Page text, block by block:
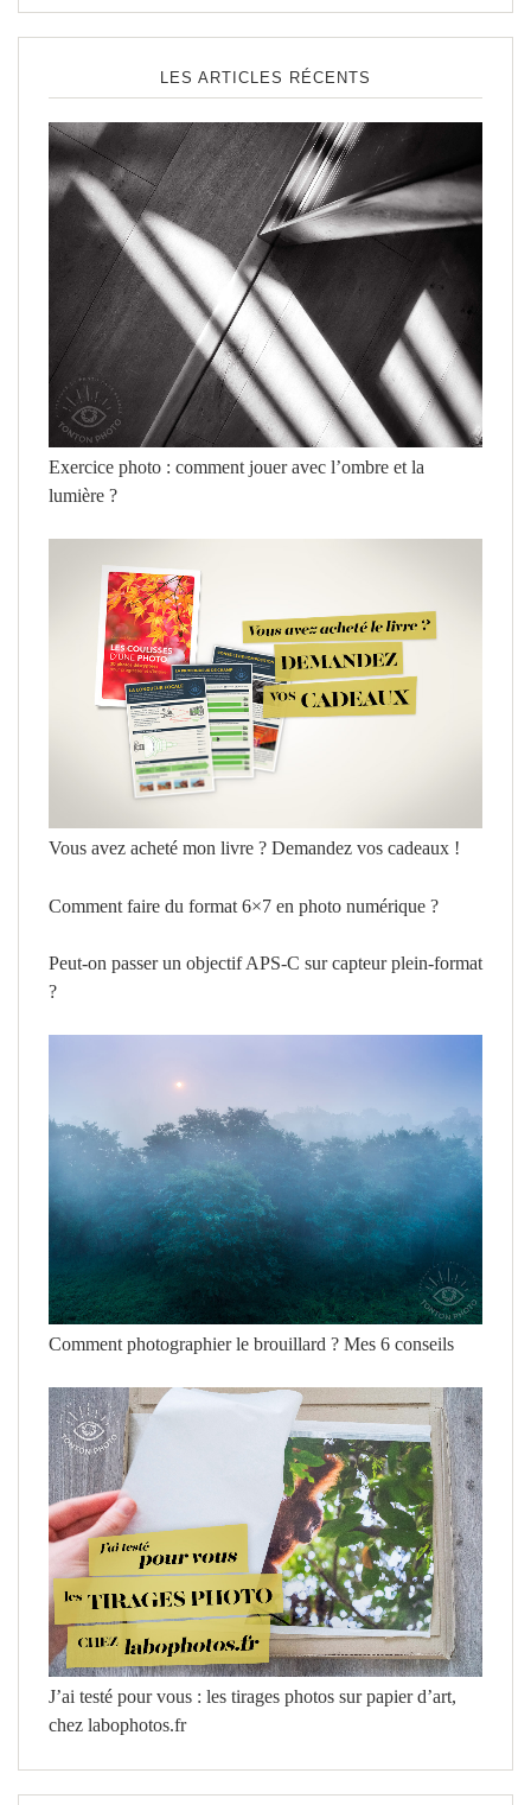
LES ARTICLES RÉCENTS
Exercice photo : comment jouer avec l’ombre et la
lumière ?
Vous avez acheté mon livre ? Demandez vos cadeaux !
Comment faire du format 6×7 en photo numérique ?
Peut-on passer un objectif APS-C sur capteur plein-format
?
Comment photographier le brouillard ? Mes 6 conseils
J’ai testé pour vous : les tirages photos sur papier d’art,
chez labophotos.fr